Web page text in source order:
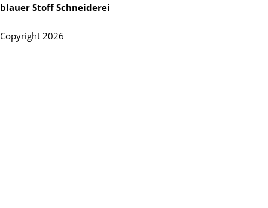
blauer Stoff Schneiderei
Copyright 2026